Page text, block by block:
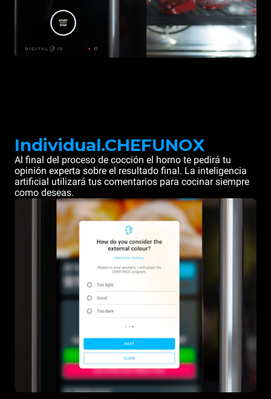
Individual.CHEFUNOX
Al final del proceso de cocción el horno te pedirá tu
opinión experta sobre el resultado final. La inteligencia
artificial utilizará tus comentarios para cocinar siempre
como deseas.